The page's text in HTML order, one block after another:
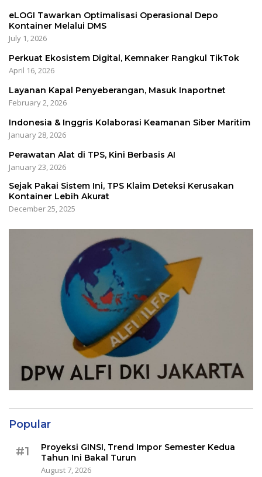
eLOGI Tawarkan Optimalisasi Operasional Depo
Kontainer Melalui DMS
July 1, 2026
Perkuat Ekosistem Digital, Kemnaker Rangkul TikTok
April 16, 2026
Layanan Kapal Penyeberangan, Masuk Inaportnet
February 2, 2026
Indonesia & Inggris Kolaborasi Keamanan Siber Maritim
January 28, 2026
Perawatan Alat di TPS, Kini Berbasis AI
January 23, 2026
Sejak Pakai Sistem Ini, TPS Klaim Deteksi Kerusakan
Kontainer Lebih Akurat
December 25, 2025
Popular
#1
Proyeksi GINSI, Trend Impor Semester Kedua
Tahun Ini Bakal Turun
August 7, 2026